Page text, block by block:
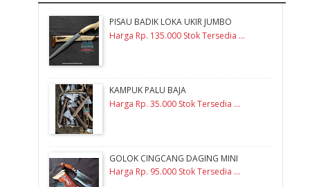
PISAU BADIK LOKA UKIR JUMBO
Harga Rp. 135.000 Stok Tersedia ...
KAMPUK PALU BAJA
Harga Rp. 35.000 Stok Tersedia ...
GOLOK CINGCANG DAGING MINI
Harga Rp. 95.000 Stok Tersedia ...